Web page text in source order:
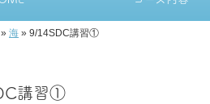
» 海 » 9/14SDC講習①
講習①